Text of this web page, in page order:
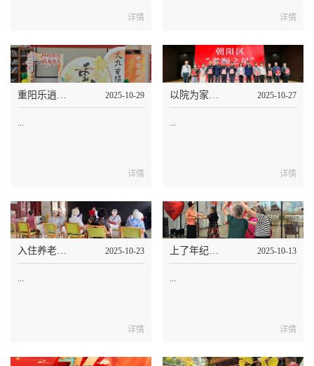
详情 详情
2025-10-29
详情
2025-10-27
详情
入住养老院的七问七答，泰和养老您的专属养老顾问 2025-10-23
...
详情
上了年纪是住养老院还是请住家保姆？泰和养老值得信任 2025-10-13
...
详情